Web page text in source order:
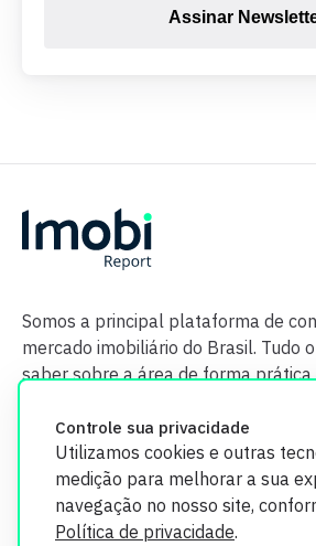
Controle sua privacidade
Utilizamos cookies e outras
medição para melhorar a sua
navegação no nosso site,
Política de privacidade.
Assinar
Somos a principal plataforma de
mercado imobiliário do Brasil. Tudo
saber sobre a área de forma prática